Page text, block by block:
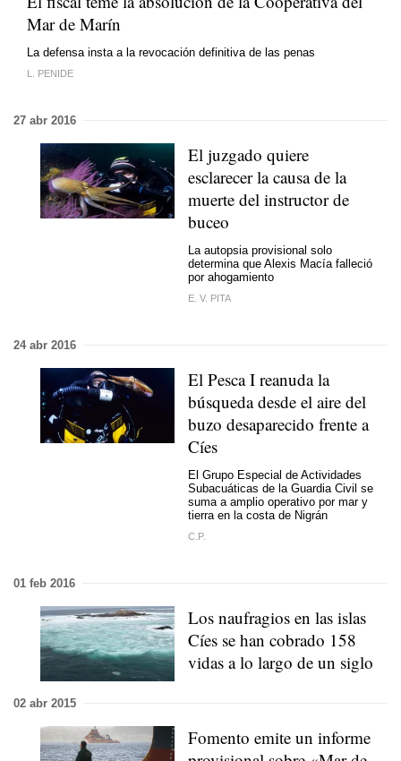
Mar de Marín
La defensa insta a la revocación definitiva de las penas
L. PENIDE
27 abr 2016
El juzgado quiere
esclarecer la causa de la
muerte del instructor de
buceo
La autopsia provisional solo
determina que Alexis Macía falleció
por ahogamiento
E. V. PITA
24 abr 2016
El Pesca I reanuda la
búsqueda desde el aire del
buzo desaparecido frente a
Cíes
El Grupo Especial de Actividades
Subacuáticas de la Guardia Civil se
suma a amplio operativo por mar y
tierra en la costa de Nigrán
C.P.
01 feb 2016
Los naufragios en las islas
Cíes se han cobrado 158
vidas a lo largo de un siglo
02 abr 2015
Fomento emite un informe